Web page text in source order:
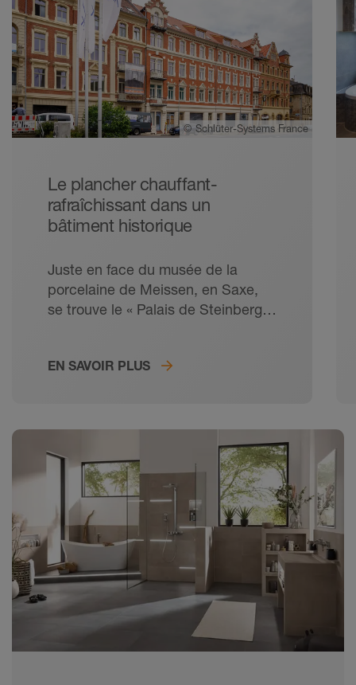
© Schlüter-Systems France
Le plancher chauffant-
rafraîchissant dans un
bâtiment historique
Juste en face du musée de la
porcelaine de Meissen, en Saxe,
se trouve le « Palais de Steinberg ».
commerce de quatre étages,
siècle. Les façades, dont le style
historique a été conservé, forment
un V couché qui entoure une cour
intérieure qui s'élargit.
EN SAVOIR PLUS